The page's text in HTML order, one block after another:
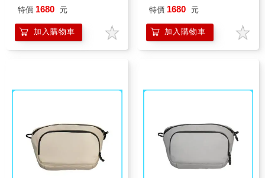
(森林綠)
特價 1680 元
加入購物車
(焰日橘)
特價 1680 元
加入購物車